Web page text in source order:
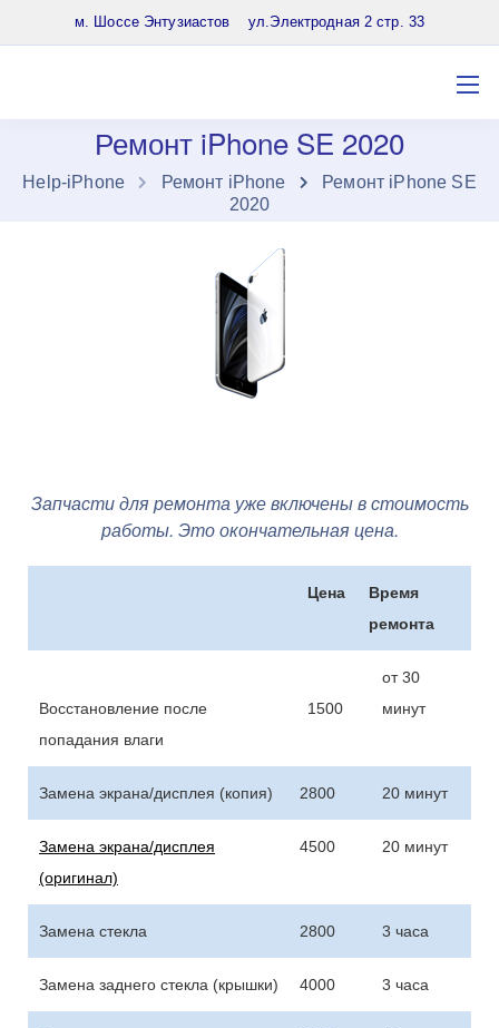
8 (903) 961-65-64
м. Шоссе Энтузиастов ул.Электродная 2 стр. 33
Ремонт iPhone SE 2020
Нelp-iPhone Ремонт iPhone
Ремонт iPhone SE
2020
Запчасти для ремонта уже включены в стоимость
работы. Это окончательная цена.
Цена
Время
ремонта
Восстановление после
попадания влаги
1500
от 30
минут
Замена экрана/дисплея (копия) 2800 20 минут
Замена экрана/дисплея
(оригинал)
4500 20 минут
Замена стекла 2800 3 часа
Замена заднего стекла (крышки) 4000 3 часа